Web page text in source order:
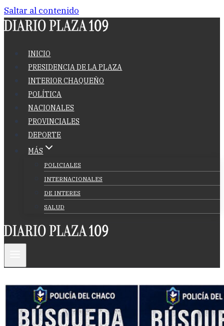
Saltar al contenido
INICIO
PRESIDENCIA DE LA PLAZA
INTERIOR CHAQUEÑO
POLÍTICA
NACIONALES
PROVINCIALES
DEPORTE
MÁS
POLICIALES
INTERNACIONALES
DE INTERES
SALUD